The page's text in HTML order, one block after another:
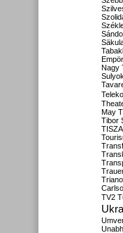
Nagy
Sulyok
May
Tibor
TISZA
TV2